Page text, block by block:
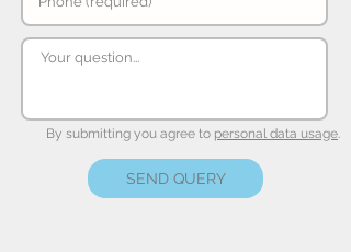
By submitting you agree to personal data usage.
SEND QUERY